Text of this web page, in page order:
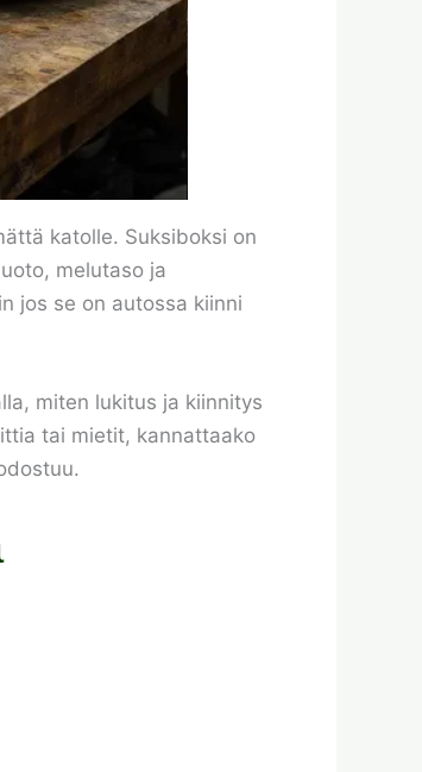
katolle. Suksiboksi on
melutaso ja
jos se on autossa kiinni
miten lukitus ja kiinnitys
tai mietit, kannattaako